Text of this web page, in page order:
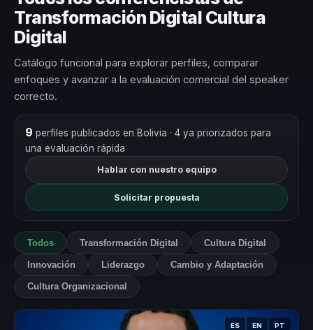
Transformación Digital Cultura
Digital
Catálogo funcional para explorar perfiles, comparar
enfoques y avanzar a la evaluación comercial del speaker
correcto.
9 perfiles publicados en Bolivia · 4 ya priorizados para
una evaluación rápida
Hablar con nuestro equipo
Solicitar propuesta
Todos Transformación Digital Cultura Digital
Innovación Liderazgo Cambio y Adaptación
Cultura Organizacional
ES EN PT